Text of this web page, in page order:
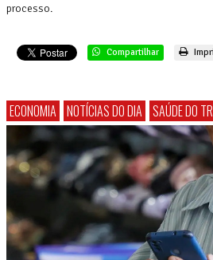
processo.
Compartilhar
ECONOMIA NOTÍCIAS DO DIA SAÚDE DO